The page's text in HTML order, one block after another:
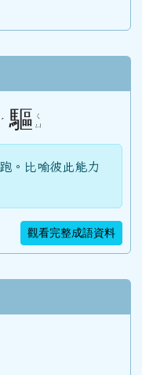
ˊ 驅 ㄑ
ㄩ
。比喻彼此能力
觀看完整成語資料